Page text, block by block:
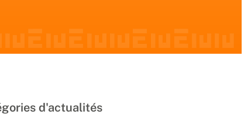
d'actualités